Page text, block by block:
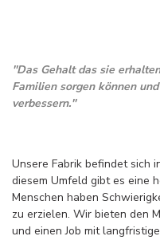
''Das Gehalt das sie
Familien sorgen können
verbessern.''
Unsere Fabrik befindet sich
diesem Umfeld gibt es eine
Menschen haben
zu erzielen. Wir bieten den
und einen Job mit